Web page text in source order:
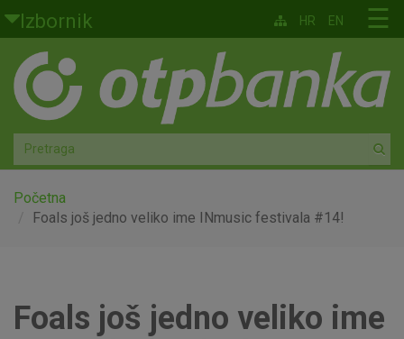
Skoči na glavni sadržaj
Izbornik
Građani
Privatno bankarstvo
Agro
Mala poduzeća i obrtnici
Faktoring
☰
HR EN
Početna
Foals još jedno veliko ime INmusic festivala #14!
Foals još jedno veliko ime